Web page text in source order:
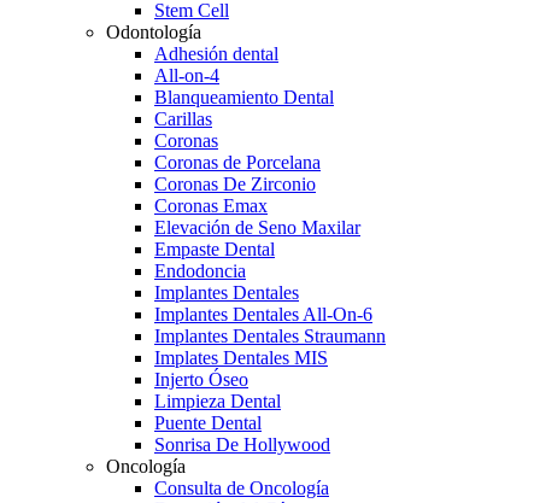
Stem Cell
Odontología
Adhesión dental
All-on-4
Blanqueamiento Dental
Carillas
Coronas
Coronas de Porcelana
Coronas De Zirconio
Coronas Emax
Elevación de Seno Maxilar
Empaste Dental
Endodoncia
Implantes Dentales
Implantes Dentales All-On-6
Implantes Dentales Straumann
Implates Dentales MIS
Injerto Óseo
Limpieza Dental
Puente Dental
Sonrisa De Hollywood
Oncología
Consulta de Oncología